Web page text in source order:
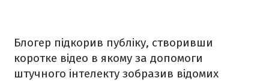
Блогер підкорив публіку, створивши
коротке відео в якому за допомоги
штучного інтелекту зобразив відомих